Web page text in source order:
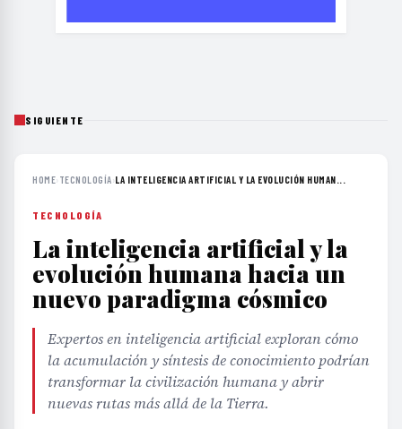
SIGUIENTE
HOME› TECNOLOGÍA›LA INTELIGENCIA ARTIFICIAL Y LA EVOLUCIÓN HUMAN...
TECNOLOGÍA
La inteligencia artificial y la
evolución humana hacia un
nuevo paradigma cósmico
Expertos en inteligencia artificial exploran cómo
la acumulación y síntesis de conocimiento podrían
transformar la civilización humana y abrir
nuevas rutas más allá de la Tierra.